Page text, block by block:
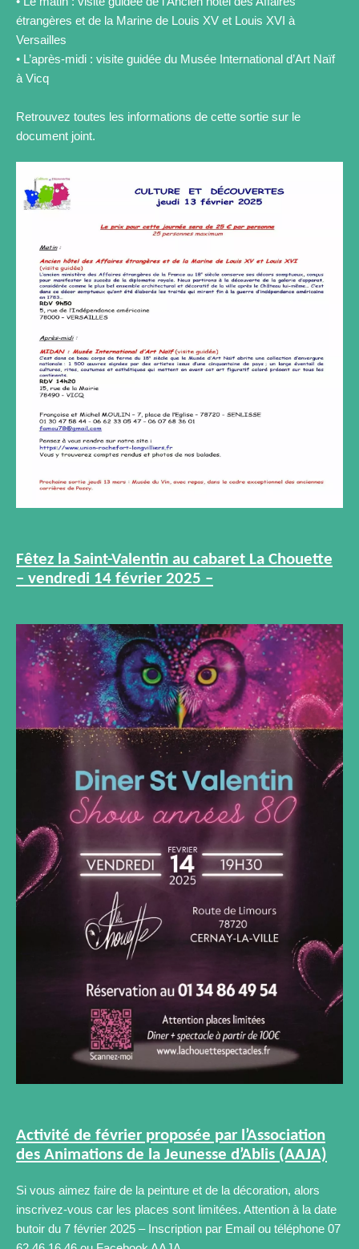
étrangères et de la Marine de Louis XV et Louis XVI à
Versailles
• L’après-midi : visite guidée du Musée International d’Art Naïf
à Vicq
Retrouvez toutes les informations de cette sortie sur le
document joint.
Fêtez la Saint-Valentin au cabaret La Chouette
– vendredi 14 février 2025 –
Activité de février proposée par l’Association
des Animations de la Jeunesse d’Ablis (AAJA)
Si vous aimez faire de la peinture et de la décoration, alors
inscrivez-vous car les places sont limitées. Attention à la date
butoir du 7 février 2025 – Inscription par Email ou téléphone 07